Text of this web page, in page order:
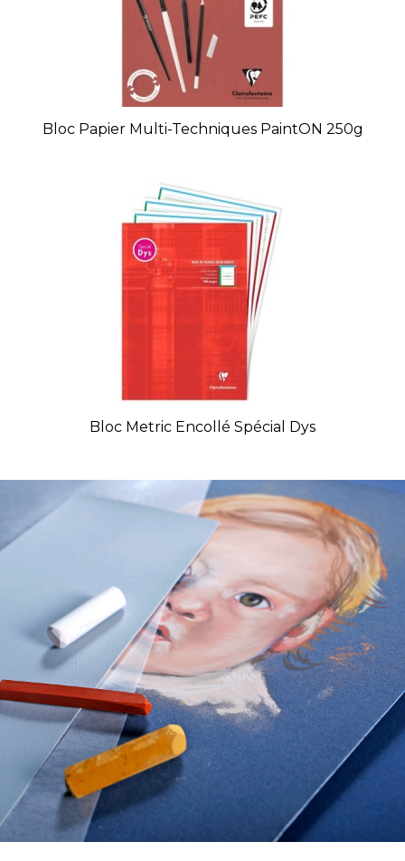
Bloc Papier Multi-Techniques PaintON 250g
Bloc Metric Encollé Spécial Dys